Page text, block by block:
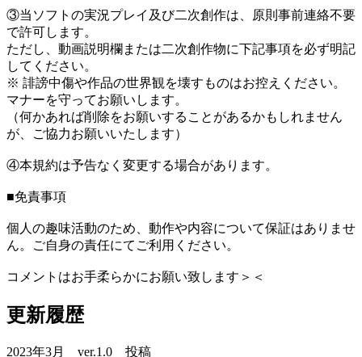
③当ソフトの実況プレイ及び二次創作は、原則事前連絡不要
で許可します。
ただし、動画説明欄または二次創作物に下記事項を必ず明記
してください。
※ 誹謗中傷や作品の世界観を壊すものはお控えください。
マナーを守ってお願いします。
（何かあれば削除をお願いすることがあるかもしれません
が、ご協力お願いいたします）
④本規約は予告なく変更する場合があります。
■免責事項
個人の趣味活動のため、動作や内容について保証はありませ
ん。ご自身の責任にてご利用ください。
コメントはお手柔らかにお願い致します＞＜
更新履歴
2023年3月 ver.1.0 投稿